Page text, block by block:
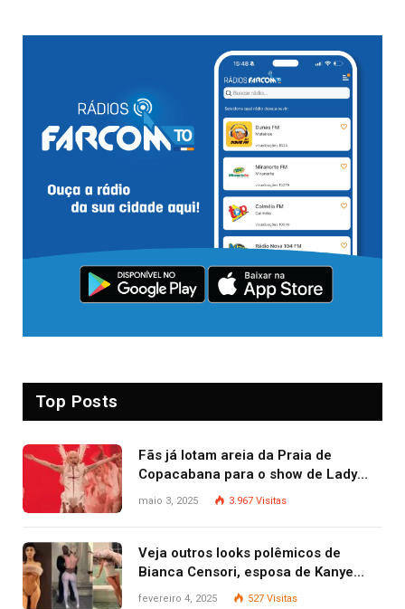
Top Posts
Fãs já lotam areia da Praia de
Copacabana para o show de Lady
Gaga
maio 3, 2025 3.967 Visitas
Veja outros looks polêmicos de
Bianca Censori, esposa de Kanye
West que apareceu nua no Grammy
fevereiro 4, 2025 527 Visitas